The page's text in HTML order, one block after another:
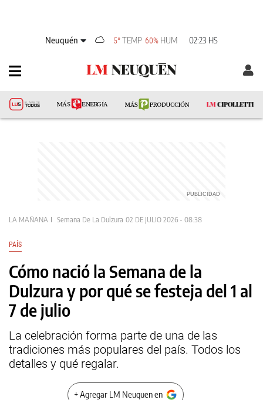
Neuquén 5°TEMP 60% HUM 02:23 HS
LA MAÑANA Semana De La Dulzura 02 DE JULIO 2026 - 08:38
PAÍS
Cómo nació la Semana de la
Dulzura y por qué se festeja del 1 al
7 de julio
La celebración forma parte de una de las
tradiciones más populares del país. Todos los
detalles y qué regalar.
+ Agregar LM Neuquen en